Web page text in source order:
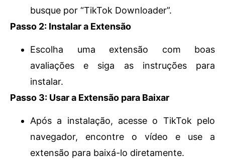
busque por “TikTok Downloader”.
Passo 2: Instalar a Extensão
Escolha uma extensão com boas
avaliações e siga as instruções para
instalar.
Passo 3: Usar a Extensão para Baixar
Após a instalação, acesse o TikTok pelo
navegador, encontre o vídeo e use a
extensão para baixá-lo diretamente.